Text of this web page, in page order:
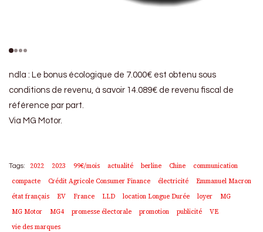
ndla : Le bonus écologique de 7.000€ est obtenu sous
conditions de revenu, à savoir 14.089€ de revenu fiscal de
référence par part.
Via MG Motor.
Tags: 2022 2023 99€/mois actualité berline Chine
communication
compacte
Crédit Agricole Consumer Finance électricité
Emmanuel Macron
état français
EV France LLD location Longue Durée loyer
MG
MG Motor
MG4 promesse électorale promotion publicité
VE
vie des marques